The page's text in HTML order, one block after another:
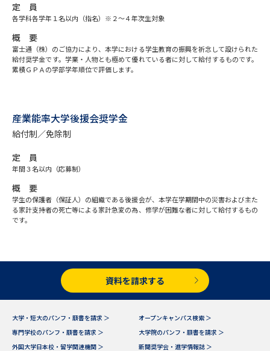
来場型・Web型イベント特集
志望校・出願校を調べる
併願校選び
先輩が入学を決めた理由 テレメール全国一斉進学調査
新生活お役立ちガイド
学問発見 学問検索
大学で学びたい学問発見
定 員
各学科各学年１名以内（指名）※２～４年次生対象
概 要
富士通（株）のご協力により、本学における学生教育の振興を祈念して設けられた
給付奨学金です。学業・人物とも極めて優れている者に対して給付するものです。
累積ＧＰＡの学部学年順位で評価します。
産業能率大学後援会奨学金
給付制／免除制
定 員
年間３名以内（応募制）
概 要
学生の保護者（保証人）の組織である後援会が、本学在学期間中の災害および主た
る家計支持者の死亡等による家計急変の為、修学が困難な者に対して給付するもの
です。
資料を請求する
大学・短大のパンフ・願書を請求 ＞
オープンキャンパス検索 ＞
専門学校のパンフ・願書を請求 ＞
大学院のパンフ・願書を請求 ＞
外国大学日本校・留学関連機関 ＞
新聞奨学会・進学情報誌 ＞